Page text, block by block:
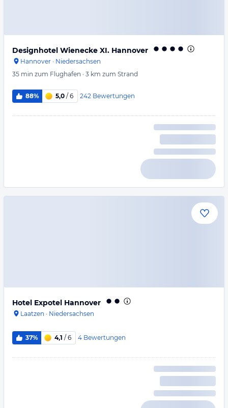
Designhotel Wienecke XI. Hannover
Hannover · Niedersachsen
35 min zum Flughafen · 3 km zum Strand
88% 5,0 / 6 242 Bewertungen
Hotel Expotel Hannover
Laatzen · Niedersachsen
37% 4,1 / 6 4 Bewertungen